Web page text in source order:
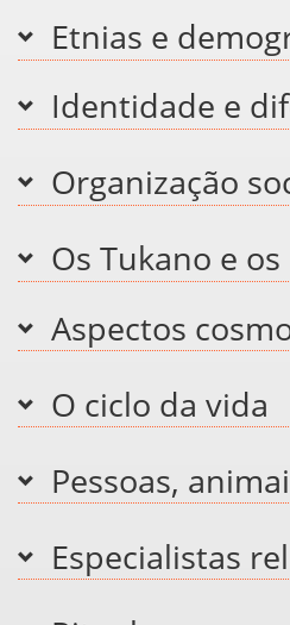
Etnias e
Identidade e
Organização
Os Tukano e
Aspectos
O ciclo da vida
Pessoas,
Especialistas